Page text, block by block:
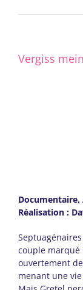
Vergiss
Documentaire,
Réalisation :
couple marqué
ouvertement
menant une